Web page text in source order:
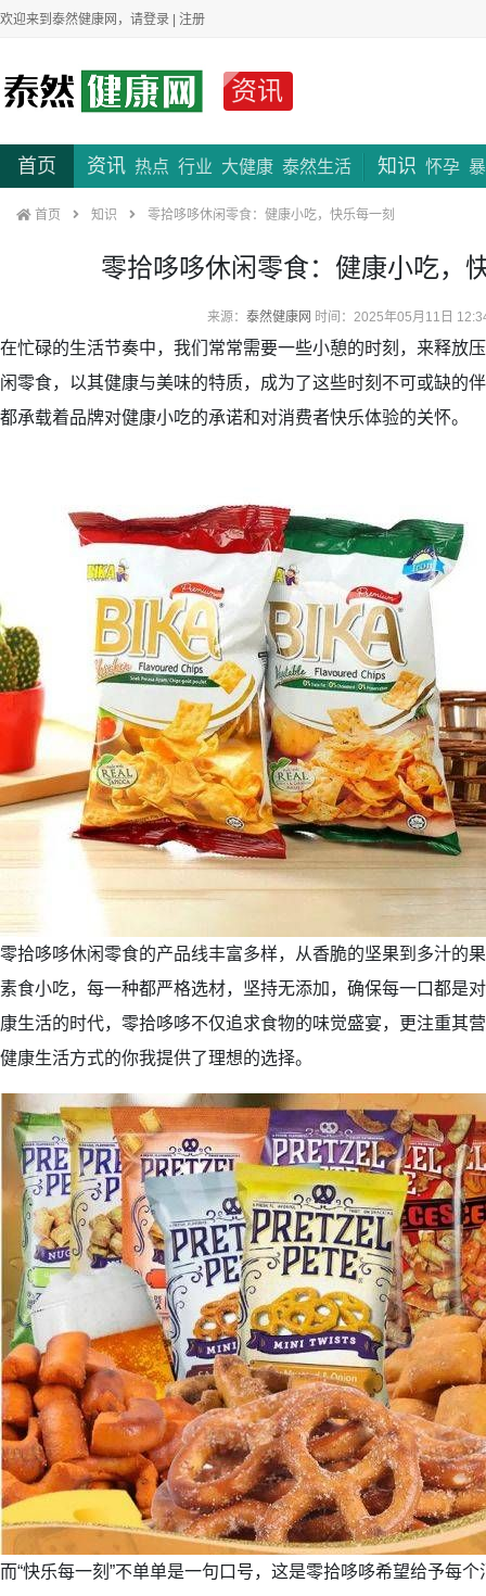
欢迎来到泰然健康网，请登录 | 注册
资讯
首页 资讯 热点 行业 大健康 泰然生活 知识 怀孕
首页 知识 零拾哆哆休闲零食：健康小吃，快乐每一刻
零拾哆哆休闲零食：健康小吃，
来源： 泰然健康网 时间：2025年05月11日
在忙碌的生活节奏中，我们常常需要一些小憩的时刻，来释放
闲零食，以其健康与美味的特质，成为了这些时刻不可或缺的
都承载着品牌对健康小吃的承诺和对消费者快乐体验的关怀。
零拾哆哆休闲零食的产品线丰富多样，从香脆的坚果到多汁的
素食小吃，每一种都严格选材，坚持无添加，确保每一口都是
康生活的时代，零拾哆哆不仅追求食物的味觉盛宴，更注重其
健康生活方式的你我提供了理想的选择。
而“快乐每一刻”不单单是一句口号，这是零拾哆哆希望给予每